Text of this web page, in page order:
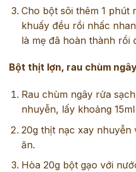
Cho bột sôi thêm 1 phút
khuấy đều rồi nhấc
là mẹ đã hoàn thành rồi
Bột thịt lợn, rau chùm
Rau chùm ngây rửa
nhuyễn, lấy khoảng
20g thịt nạc xay nhuyễn
ăn.
Hòa 20g bột gạo với